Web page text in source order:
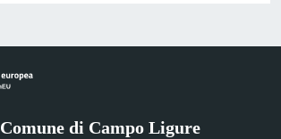
Comune di Campo Ligure